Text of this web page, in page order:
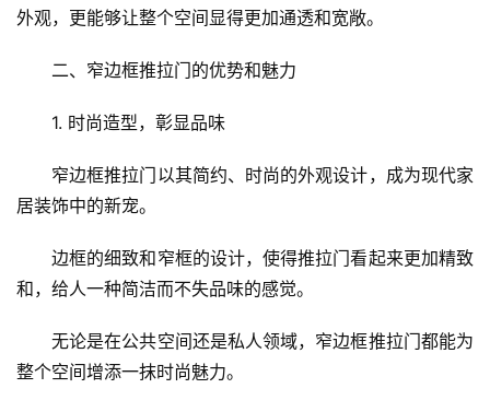
外观，更能够让整个空间显得更加通透和宽敞。
二、窄边框推拉门的优势和魅力
1. 时尚造型，彰显品味
窄边框推拉门以其简约、时尚的外观设计，成为现代家
居装饰中的新宠。
边框的细致和窄框的设计，使得推拉门看起来更加精致
和，给人一种简洁而不失品味的感觉。
无论是在公共空间还是私人领域，窄边框推拉门都能为
整个空间增添一抹时尚魅力。